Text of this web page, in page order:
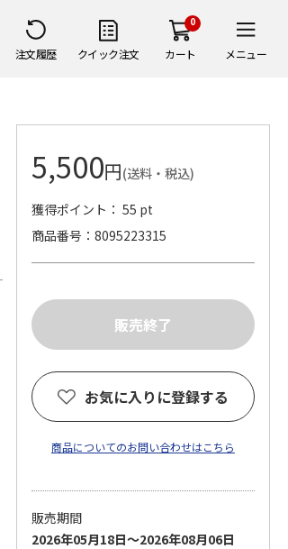
注文履歴 クイック注文
0
カート メニュー
5,500円(送料・税込)
獲得ポイント： 55 pt
商品番号
8095223315
お気に入りに登録する
商品についてのお問い合わせはこちら
販売期間
2026年05月18日～2026年08月06日